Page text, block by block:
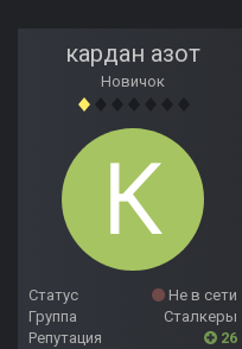
кардан азот
Новичок
Статус
Не в сети
Группа
Сталкеры
Репутация
26